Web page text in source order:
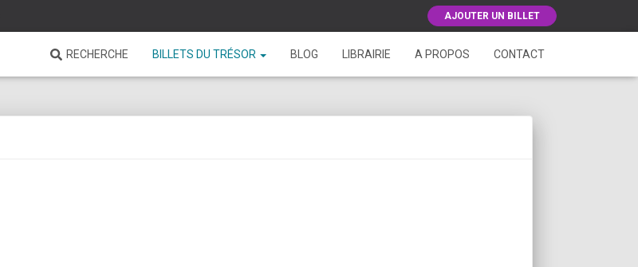
AJOUTER UN BILLET
RECHERCHE BILLETS DU TRÉSOR BLOG LIBRAIRIE A PROPOS CONTACT